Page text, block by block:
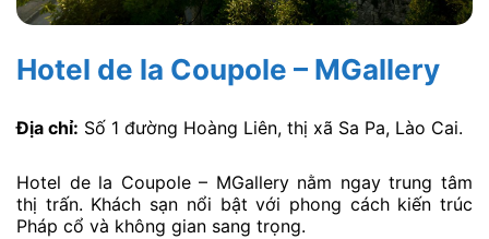
Hotel de la Coupole – MGallery
Địa chỉ: Số 1 đường Hoàng Liên, thị xã Sa Pa, Lào Cai.
Hotel de la Coupole – MGallery nằm ngay trung tâm
thị trấn. Khách sạn nổi bật với phong cách kiến trúc
Pháp cổ và không gian sang trọng.